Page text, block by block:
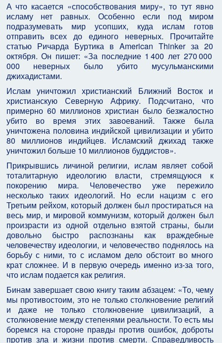
А что касается «способствования миру», то тут явно
исламу нет равных. Особенно если под миром
подразумевать мир усопших, куда ислам готов
отправить всех до единого неверных. Прочитайте
статью Ричарда Буртика в American Thinker за 20
октября. Он пишет: «За последние 1 400 лет 270 000
000 неверных было убито мусульманскими
джихадистами.
Ислам уничтожил христианский Ближний Восток и
христианскую Северную Африку. Подсчитано, что
примерно 60 миллионов христиан было безжалостно
убито во время этих завоеваний. Также была
уничтожена половина индийской цивилизации и убито
80 миллионов индийцев. Исламский джихад также
уничтожил больше 10 миллионов буддистов».
Прикрывшись личиной религии, ислам являет собой
тоталитарную идеологию власти, стремящуюся к
покорению мира. Человечество уже пережило
несколько таких идеологий. Но если нацизм с его
Третьим рейхом, который должен был простираться на
весь мир, и мировой коммунизм, который должен был
произрасти из одной отдельно взятой страны, были
довольно быстро распознаны как враждебные
человечеству идеологии, и человечество поднялось на
борьбу с ними, то с исламом дело обстоит во много
крат сложнее. И в первую очередь именно из-за того,
что ислам подается как религия.
Бинам завершает свою книгу таким абзацем: «То, чему
мы противостоим, это не только столкновение религий
и даже не только столкновение цивилизаций, а
столкновение между степенями реальности. То есть мы
боремся на стороне правды против ошибок, доброты
против зла и жизни против смерти. Справедливость